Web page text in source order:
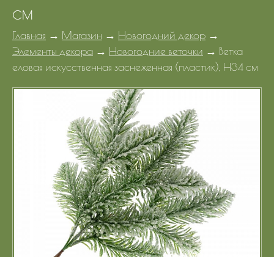
см
Главная → Магазин → Новогодний декор →
Элементы декора → Новогодние веточки → Ветка
еловая искусственная заснеженная (пластик), H34 см
Портфолио
Цены
Контакты